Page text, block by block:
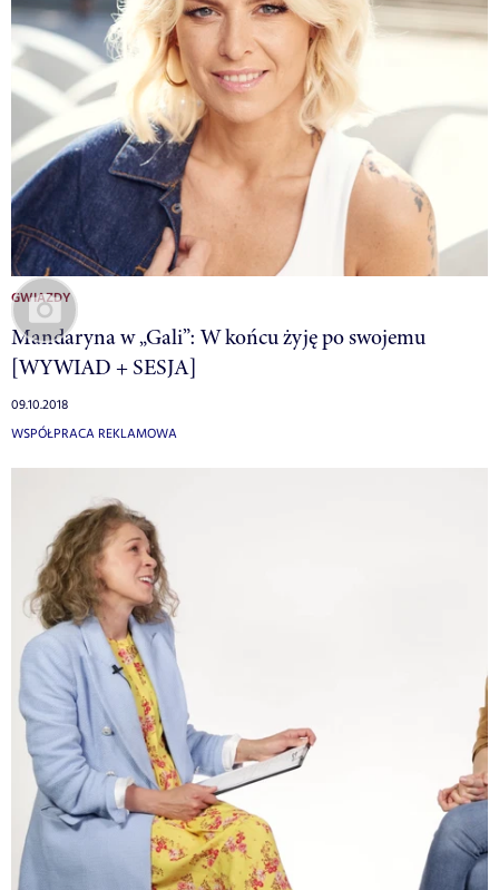
GWIAZDY
Mandaryna w „Gali”: W końcu żyję po swojemu
[WYWIAD + SESJA]
09.10.2018
WSPÓŁPRACA REKLAMOWA